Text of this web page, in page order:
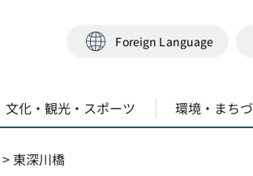
Foreign Language
文化・観光・スポーツ 環境・まち
> 東深川橋